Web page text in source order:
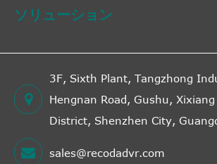
ソリューション
3F, Sixth Plant, Tangzhong
Hengnan Road, Gushu,
District, Shenzhen City,
sales@recodadvr.com